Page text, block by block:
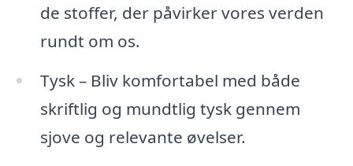
de stoffer, der påvirker vores verden
rundt om os.
Tysk – Bliv komfortabel med både
skriftlig og mundtlig tysk gennem
sjove og relevante øvelser.